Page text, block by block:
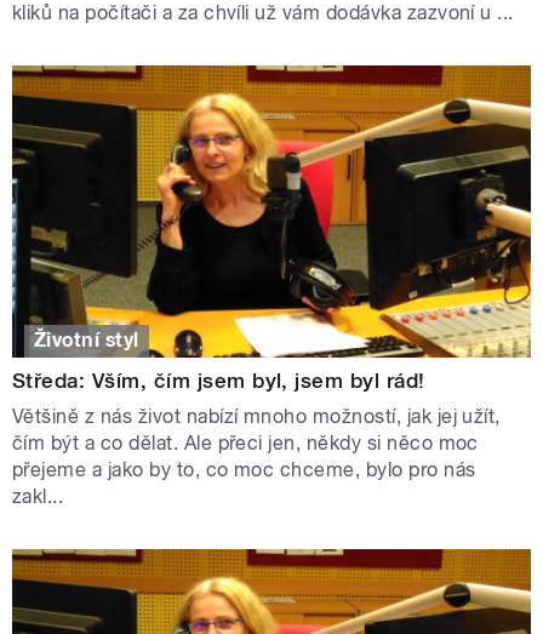
kliků na počítači a za chvíli už vám dodávka zazvoní u ...
Životní styl
Středa: Vším, čím jsem byl, jsem byl rád!
Většině z nás život nabízí mnoho možností, jak jej užít,
čím být a co dělat. Ale přeci jen, někdy si něco moc
přejeme a jako by to, co moc chceme, bylo pro nás
zakl...